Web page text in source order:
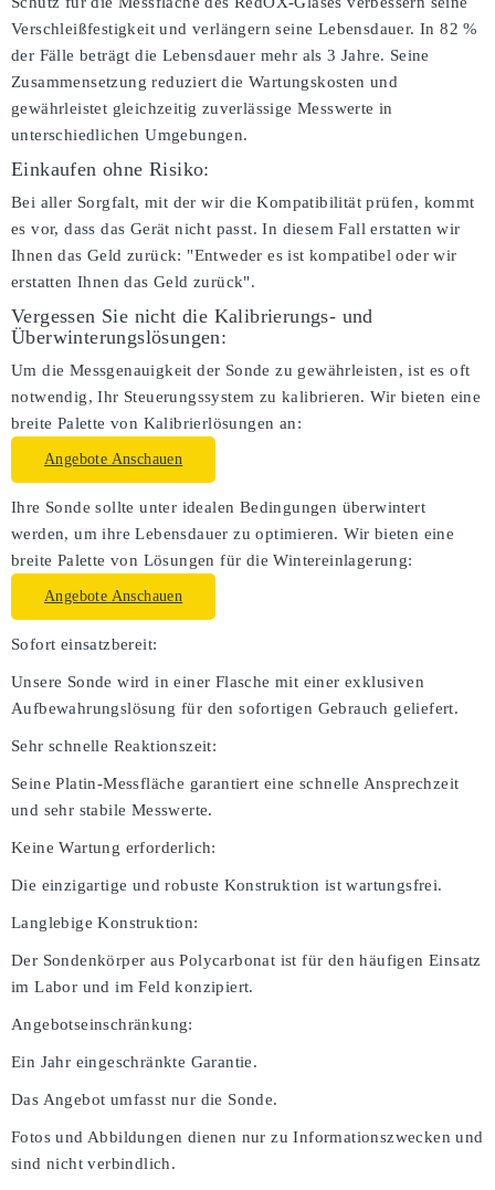
Verschleißfestigkeit und verlängern seine Lebensdauer. In 82 %
der Fälle beträgt die Lebensdauer mehr als 3 Jahre. Seine
Zusammensetzung reduziert die Wartungskosten und
gewährleistet gleichzeitig zuverlässige Messwerte in
unterschiedlichen Umgebungen.
Einkaufen ohne Risiko:
Bei aller Sorgfalt, mit der wir die Kompatibilität prüfen, kommt
es vor, dass das Gerät nicht passt. In diesem Fall erstatten wir
Ihnen das Geld zurück: "Entweder es ist kompatibel oder wir
erstatten Ihnen das Geld zurück".
Vergessen Sie nicht die Kalibrierungs- und
Überwinterungslösungen:
Um die Messgenauigkeit der Sonde zu gewährleisten, ist es oft
notwendig, Ihr Steuerungssystem zu kalibrieren. Wir bieten eine
breite Palette von Kalibrierlösungen an:
Angebote Anschauen
Ihre Sonde sollte unter idealen Bedingungen überwintert
werden, um ihre Lebensdauer zu optimieren. Wir bieten eine
breite Palette von Lösungen für die Wintereinlagerung:
Angebote Anschauen
Sofort einsatzbereit:
Unsere Sonde wird in einer Flasche mit einer exklusiven
Aufbewahrungslösung für den sofortigen Gebrauch geliefert.
Sehr schnelle Reaktionszeit:
Seine Platin-Messfläche garantiert eine schnelle Ansprechzeit
und sehr stabile Messwerte.
Keine Wartung erforderlich:
Die einzigartige und robuste Konstruktion ist wartungsfrei.
Langlebige Konstruktion:
Der Sondenkörper aus Polycarbonat ist für den häufigen Einsatz
im Labor und im Feld konzipiert.
Angebotseinschränkung:
Ein Jahr eingeschränkte Garantie.
Das Angebot umfasst nur die Sonde.
Fotos und Abbildungen dienen nur zu Informationszwecken und
sind nicht verbindlich.